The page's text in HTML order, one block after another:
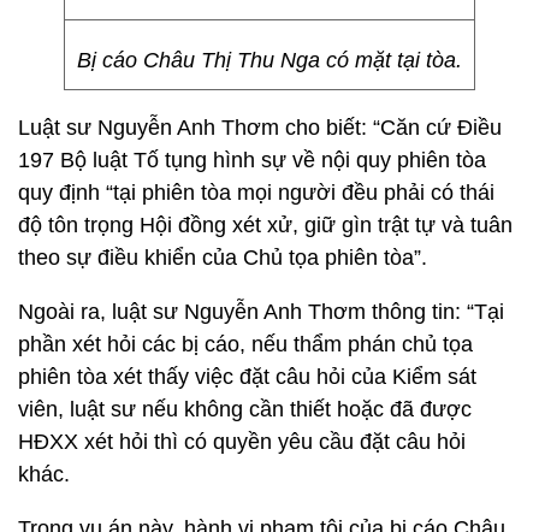
Bị cáo Châu Thị Thu Nga có mặt tại tòa.
Luật sư Nguyễn Anh Thơm cho biết: “Căn cứ Điều
197 Bộ luật Tố tụng hình sự về nội quy phiên tòa
quy định “tại phiên tòa mọi người đều phải có thái
độ tôn trọng Hội đồng xét xử, giữ gìn trật tự và tuân
theo sự điều khiển của Chủ tọa phiên tòa”.
Ngoài ra, luật sư Nguyễn Anh Thơm thông tin: “Tại
phần xét hỏi các bị cáo, nếu thẩm phán chủ tọa
phiên tòa xét thấy việc đặt câu hỏi của Kiểm sát
viên, luật sư nếu không cần thiết hoặc đã được
HĐXX xét hỏi thì có quyền yêu cầu đặt câu hỏi
khác.